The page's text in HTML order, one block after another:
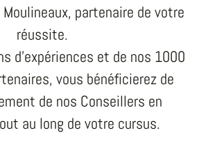
partenaire de votre
réussite.
d’expériences et de nos 1000
vous bénéficierez de
de nos Conseillers en
au long de votre cursus.